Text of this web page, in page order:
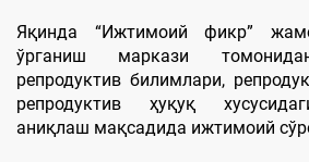
Яқинда “Ижтимоий фикр”
ўрганиш маркази
репродуктив билимлари,
репродуктив ҳуқуқ
аниқлаш мақсадида ижтимоий